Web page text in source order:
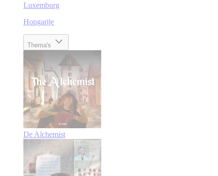
Luxemburg
Hongarije
Thema's
De Alchemist